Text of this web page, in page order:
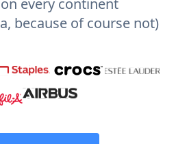
because of course not)